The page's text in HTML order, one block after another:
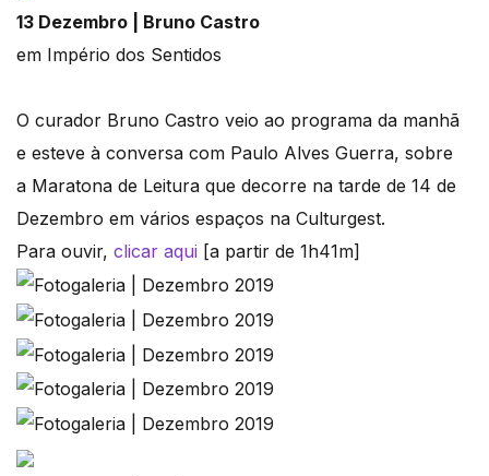
13 Dezembro | Bruno Castro
em Império dos Sentidos
O curador Bruno Castro veio ao programa da manhã
e esteve à conversa com Paulo Alves Guerra, sobre
a Maratona de Leitura que decorre na tarde de 14 de
Dezembro em vários espaços na Culturgest.
Para ouvir, clicar aqui [a partir de 1h41m]